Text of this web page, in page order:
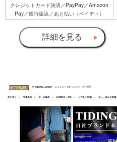
クレジットカード決済／PayPay／Amazon
Pay／銀行振込／あと払い（ペイディ）
詳細を見る